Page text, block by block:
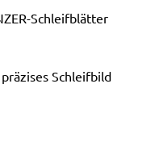
Schleifblätter
Schleifbild